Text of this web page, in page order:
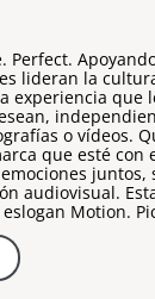
Perfect.
lideran la
experiencia que
o vídeos.
que esté con
juntos,
audiovisual.
Motion.